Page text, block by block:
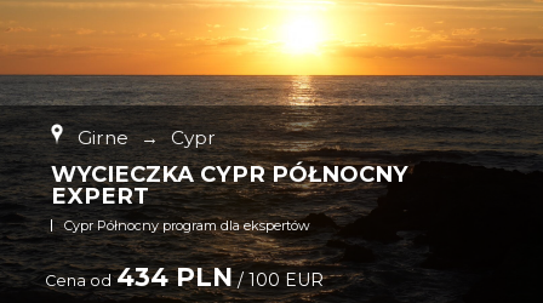
Girne → Cypr
WYCIECZKA CYPR PÓŁNOCNY
EXPERT
Cypr Północny program dla ekspertów
Cena od 434 PLN/ 100 EUR